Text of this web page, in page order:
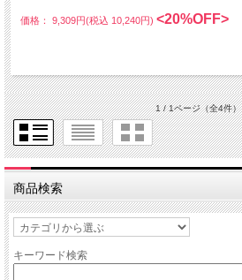
価格： 9,309円(税込 10,240円) <20%OFF>
1 / 1ページ（全4件）
商品検索
キーワード検索